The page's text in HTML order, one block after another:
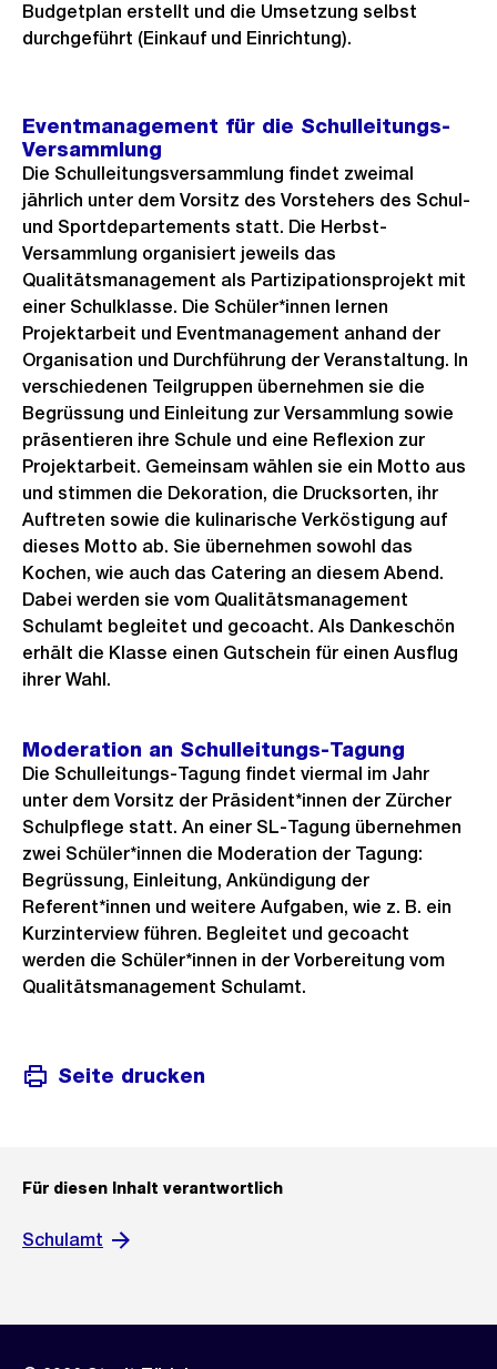
Budgetplan erstellt und die Umsetzung selbst
durchgeführt (Einkauf und Einrichtung).
Eventmanagement für die Schulleitungs-
Versammlung
Die Schulleitungsversammlung findet zweimal
jährlich unter dem Vorsitz des Vorstehers des Schul-
und Sportdepartements statt. Die Herbst-
Versammlung organisiert jeweils das
Qualitätsmanagement als Partizipationsprojekt mit
einer Schulklasse. Die Schüler*innen lernen
Projektarbeit und Eventmanagement anhand der
Organisation und Durchführung der Veranstaltung. In
verschiedenen Teilgruppen übernehmen sie die
Begrüssung und Einleitung zur Versammlung sowie
präsentieren ihre Schule und eine Reflexion zur
Projektarbeit. Gemeinsam wählen sie ein Motto aus
und stimmen die Dekoration, die Drucksorten, ihr
Auftreten sowie die kulinarische Verköstigung auf
dieses Motto ab. Sie übernehmen sowohl das
Kochen, wie auch das Catering an diesem Abend.
Dabei werden sie vom Qualitätsmanagement
Schulamt begleitet und gecoacht. Als Dankeschön
erhält die Klasse einen Gutschein für einen Ausflug
ihrer Wahl.
Moderation an Schulleitungs-Tagung
Die Schulleitungs-Tagung findet viermal im Jahr
unter dem Vorsitz der Präsident*innen der Zürcher
Schulpflege statt. An einer SL-Tagung übernehmen
zwei Schüler*innen die Moderation der Tagung:
Begrüssung, Einleitung, Ankündigung der
Referent*innen und weitere Aufgaben, wie z. B. ein
Kurzinterview führen. Begleitet und gecoacht
werden die Schüler*innen in der Vorbereitung vom
Qualitätsmanagement Schulamt.
Seite drucken
Für diesen Inhalt verantwortlich
Schulamt